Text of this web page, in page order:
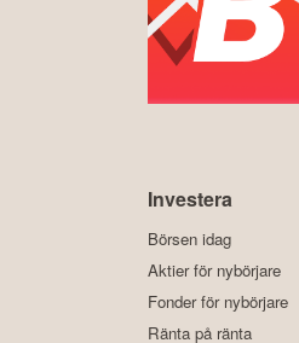
Investera
Börsen idag
Aktier för nybörjare
Fonder för nybörjare
Ränta på ränta